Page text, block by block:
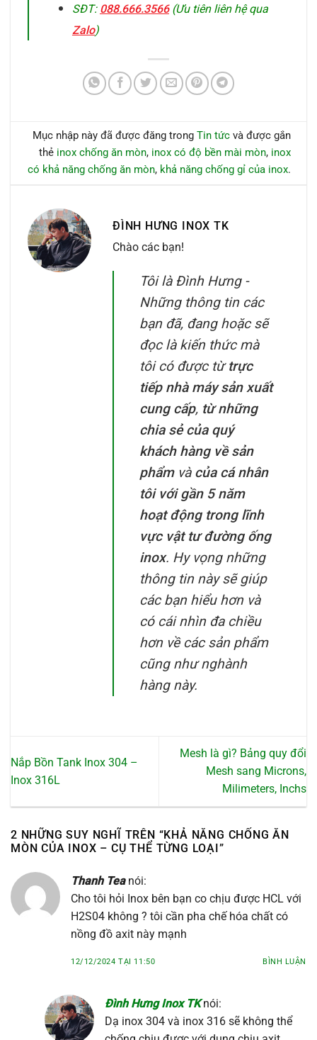
SĐT: 088.666.3566(Ưu tiên liên hệ qua
Zalo)
Mục nhập này đã được đăng trong Tin tứcvà được gắn
thẻ inox chống ăn mòn, inox có độ bền mài mòn, inox
có khả năng chống ăn mòn, khả năng chống gỉ của inox.
ĐÌNH HƯNG INOX TK
Chào các bạn!
Tôi là Đình Hưng -
Những thông tin các
bạn đã, đang hoặc sẽ
đọc là kiến thức mà
tôi có được từtrực
tiếp nhà máy sản xuất
cung cấp, từ những
chia sẻ của quý
khách hàng về sản
phẩmvà của cá nhân
tôi với gần 5 năm
hoạt động trong lĩnh
vực vật tư đường ống
inox. Hy vọng những
thông tin này sẽ giúp
các bạn hiểu hơn và
có cái nhìn đa chiều
hơn về các sản phẩm
cũng như nghành
hàng này.
Nắp Bồn Tank Inox 304 –
Inox 316L
Mesh là gì? Bảng quy đổi
Mesh sang Microns,
Milimeters, Inchs
2 NHỮNG SUY NGHĨ TRÊN “KHẢ NĂNG CHỐNG ĂN
MÒN CỦA INOX – CỤ THỂ TỪNG LOẠI”
Thanh Tea nói:
Cho tôi hỏi Inox bên bạn co chịu được HCL với
H2S04 không ? tôi cần pha chế hóa chất có
nồng đồ axit này mạnh
12/12/2024 TẠI 11:50 BÌNH LUẬN
Đình Hưng Inox TK nói:
Dạ inox 304 và inox 316 sẽ không thể